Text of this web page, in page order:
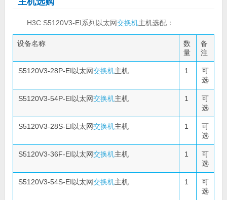
H3C S5120V3-EI系列以太网交换机主机选配：
设备名称
数
量
备
注
S5120V3-28P-EI以太网交换机主机 1
可
选
S5120V3-54P-EI以太网交换机主机 1
可
选
S5120V3-28S-EI以太网交换机主机 1
可
选
S5120V3-36F-EI以太网交换机主机 1
可
选
S5120V3-54S-EI以太网交换机主机 1
可
选